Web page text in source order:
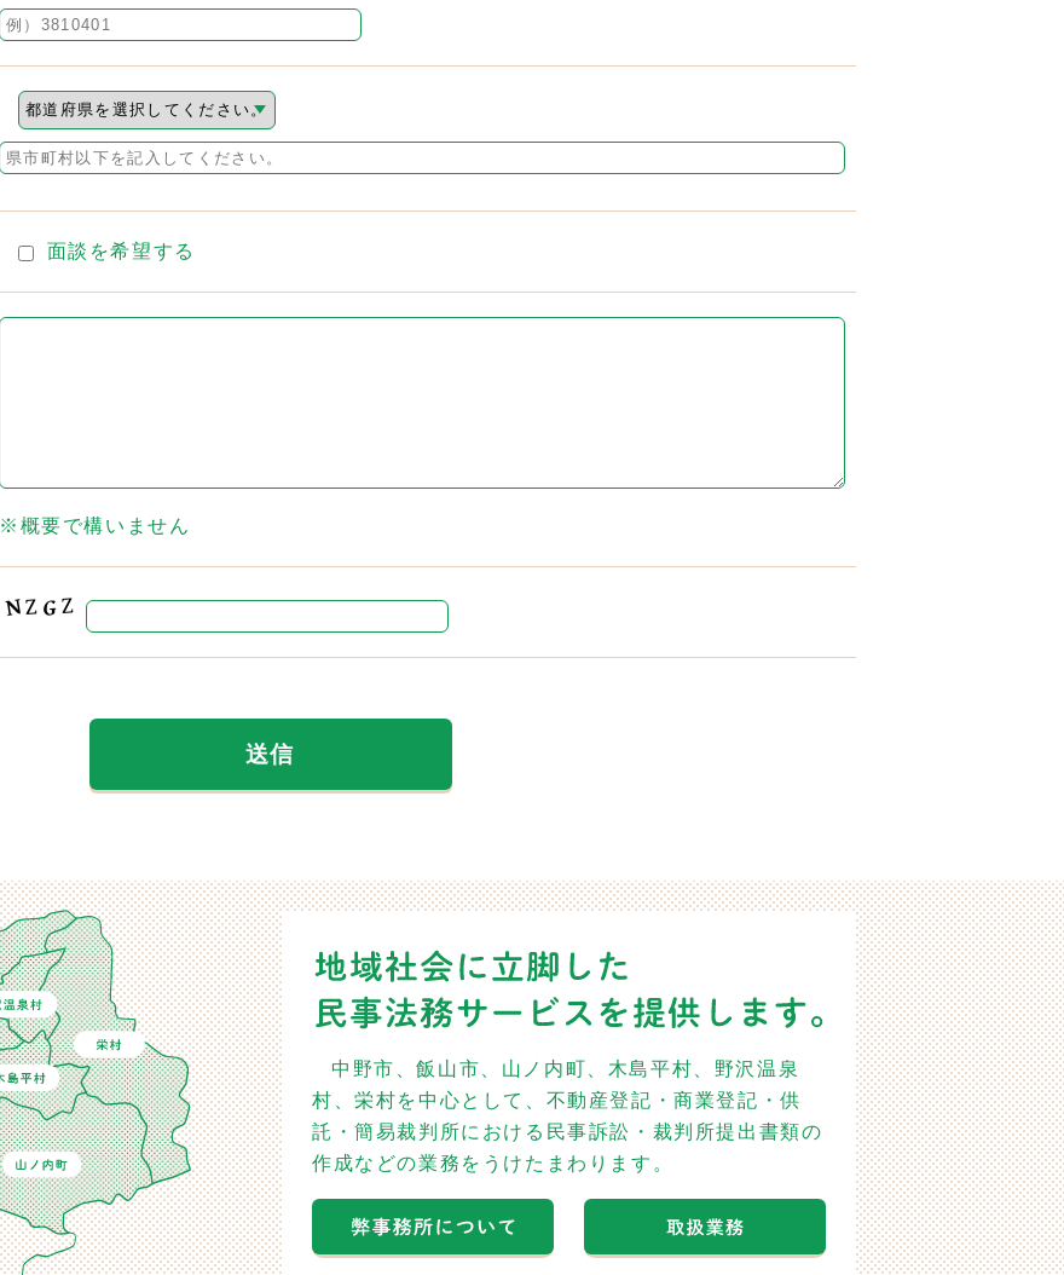
面談を希望する
※概要で構いません
中野市、飯山市、山ノ内町、木島平村、野沢温泉
村、栄村を中心として、不動産登記・商業登記・供
託・簡易裁判所における民事訴訟・裁判所提出書類の
作成などの業務をうけたまわります。